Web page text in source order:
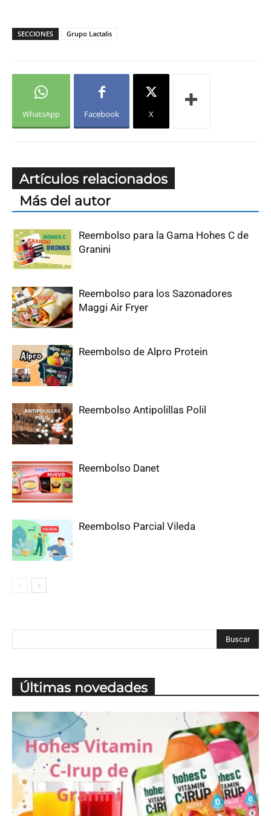
SECCIONES Grupo Lactalis
WhatsApp Facebook X
Artículos relacionados
Más del autor
Reembolso para la Gama Hohes C de
Granini
Reembolso para los Sazonadores
Maggi Air Fryer
Reembolso de Alpro Protein
Reembolso Antipolillas Polil
Reembolso Danet
Reembolso Parcial Vileda
Últimas novedades